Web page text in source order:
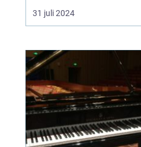
och ansvarstagande för
viltvården. För att
Sverige krävs en
jägarexamen. Och för
den som snabbt vill ta
steget ...
31 juli 2024